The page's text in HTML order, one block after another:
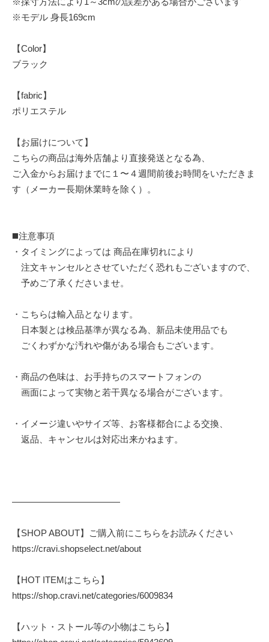
※モデル 身長169cm
【Color】
ブラック
【fabric】
ポリエステル
【お届けについて】
こちらの商品は海外店舗より直接発送となる為、
ご入金からお届けまでに１〜４週間前後お時間をいただきま
す（メーカー長期休業時を除く）。
◼️注意事項
・タイミングによっては 商品在庫切れにより
注文キャンセルとさせていただく恐れもございますので、
予めご了承くださいませ。
・こちらは輸入品となります。
日本製とは検品基準が異なる為、新品未使用品でも
ごくわずかな汚れや傷がある場合もございます。
・商品の色味は、お手持ちのスマートフォンの
画面によって実物と若干異なる場合がございます。
・イメージ違いやサイズ等、お客様都合による交換、
返品、キャンセルは対応出来かねます。
————————————
【SHOP ABOUT】ご購入前にこちらをお読みください
https://cravi.shopselect.net/about
【HOT ITEMはこちら】
https://shop.cravi.net/categories/6009834
【ハット・ストール等の小物はこちら】